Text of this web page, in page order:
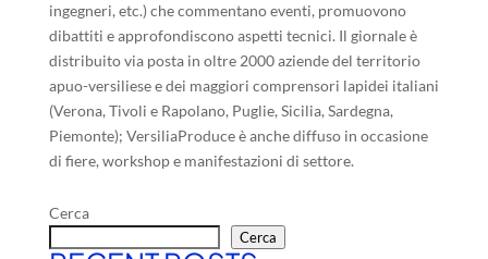
ingegneri, etc.) che commentano eventi, promuovono
dibattiti e approfondiscono aspetti tecnici. Il giornale è
distribuito via posta in oltre 2000 aziende del territorio
apuo-versiliese e dei maggiori comprensori lapidei italiani
(Verona, Tivoli e Rapolano, Puglie, Sicilia, Sardegna,
Piemonte); VersiliaProduce è anche diffuso in occasione
di fiere, workshop e manifestazioni di settore.
Cerca
Cerca